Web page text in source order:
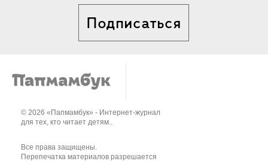
Подписаться
© 2026 «Папмамбук» - Интернет-журнал
для тех, кто читает детям..
Все права защищены.
Перепечатка материалов разрешается